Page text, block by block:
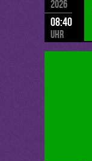
2026
08:40
Uhr